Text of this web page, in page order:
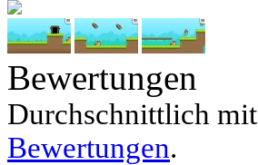
Bewertungen
Durchschnittlich mit
Bewertungen.